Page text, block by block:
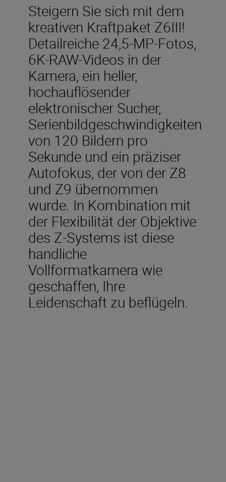
Steigern Sie sich mit dem
kreativen Kraftpaket Z6III!
Detailreiche 24,5-MP-Fotos,
6K-RAW-Videos in der
Kamera, ein heller,
hochauflösender
elektronischer Sucher,
Serienbildgeschwindigkeiten
von 120 Bildern pro
Sekunde und ein präziser
Autofokus, der von der Z8
und Z9 übernommen
wurde. In Kombination mit
der Flexibilität der Objektive
des Z-Systems ist diese
handliche
Vollformatkamera wie
geschaffen, Ihre
Leidenschaft zu beflügeln.